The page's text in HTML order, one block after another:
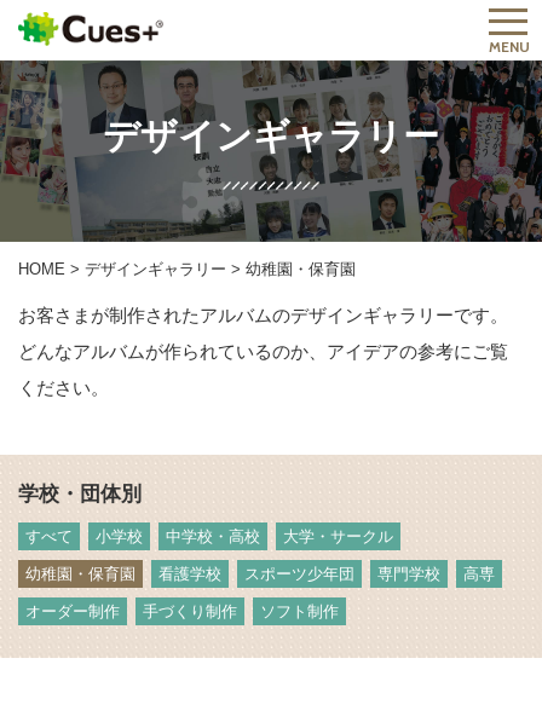
MENU
デザインギャラリー
HOME > デザインギャラリー > 幼稚園・保育園
お客さまが制作されたアルバムのデザインギャラリーです。
どんなアルバムが作られているのか、アイデアの参考にご覧
ください。
学校・団体別
すべて 小学校 中学校・高校 大学・サークル
幼稚園・保育園 看護学校 スポーツ少年団 専門学校 高専
オーダー制作 手づくり制作 ソフト制作